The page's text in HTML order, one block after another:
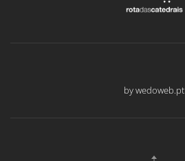
by wedoweb.pt